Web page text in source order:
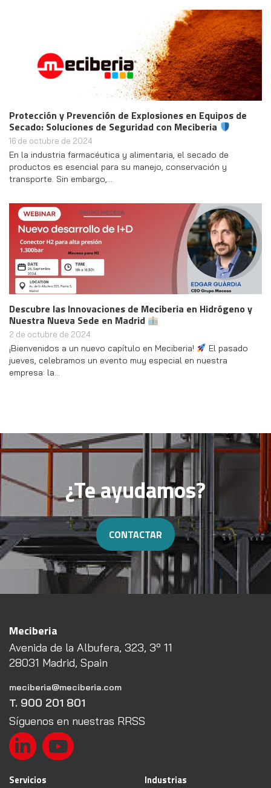
Protección y Prevención de Explosiones en Equipos de
Secado: Soluciones de Seguridad con Meciberia
16 de octubre de 2024
En la industria farmacéutica y alimentaria, el secado de
productos es esencial para su manejo, conservación y
transporte. Sin embargo,…
Descubre las Innovaciones de Meciberia en Hidrógeno y
Nuestra Nueva Sede en Madrid
2 de octubre de 2024
¡Bienvenidos a un nuevo capítulo en Meciberia!
El pasado
jueves, celebramos un evento muy especial en nuestra
empresa: la…
¿Te ayudamos?
CONTACTAR
Meciberia
Avenida de la Albufera, 323, 3º 11
28031 Madrid, Spain
meciberia@meciberia.com
T. 900 201 801
Síguenos en nuestras RRSS
Servicios Industrias